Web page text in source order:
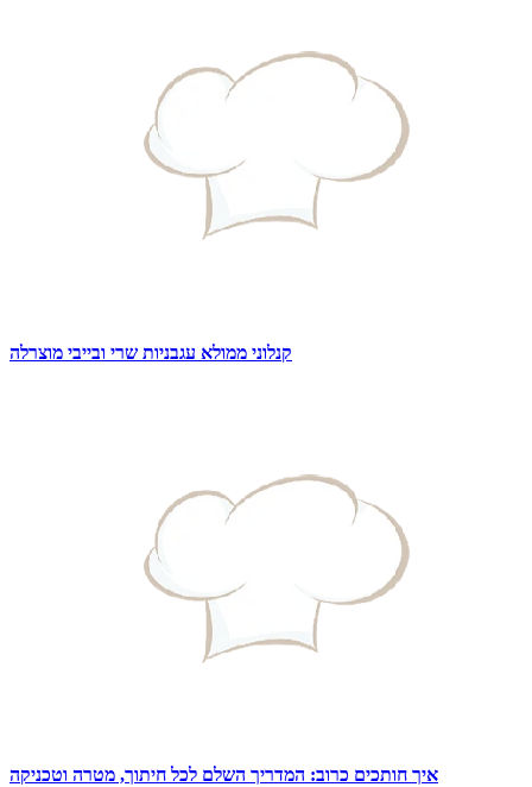
קנלוני ממולא עגבניות שרי ובייבי מוצרלה
איך חותכים כרוב: המדריך השלם לכל חיתוך, מטרה וטכניקה